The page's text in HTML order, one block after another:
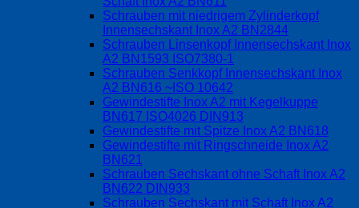
Schrauben mit niedrigem Zylinderkopf
Innensechskant Inox A2 BN2844
Schrauben Linsenkopf Innensechskant Inox
A2 BN1593 ISO7380-1
Schrauben Senkkopf Innensechskant Inox
A2 BN616 ~ISO 10642
Gewindestifte Inox A2 mit Kegelkuppe
BN617 ISO4026 DIN913
Gewindestifte mit Spitze Inox A2 BN618
Gewindestifte mit Ringschneide Inox A2
BN621
Schrauben Sechskant ohne Schaft Inox A2
BN622 DIN933
Schrauben Sechskant mit Schaft Inox A2